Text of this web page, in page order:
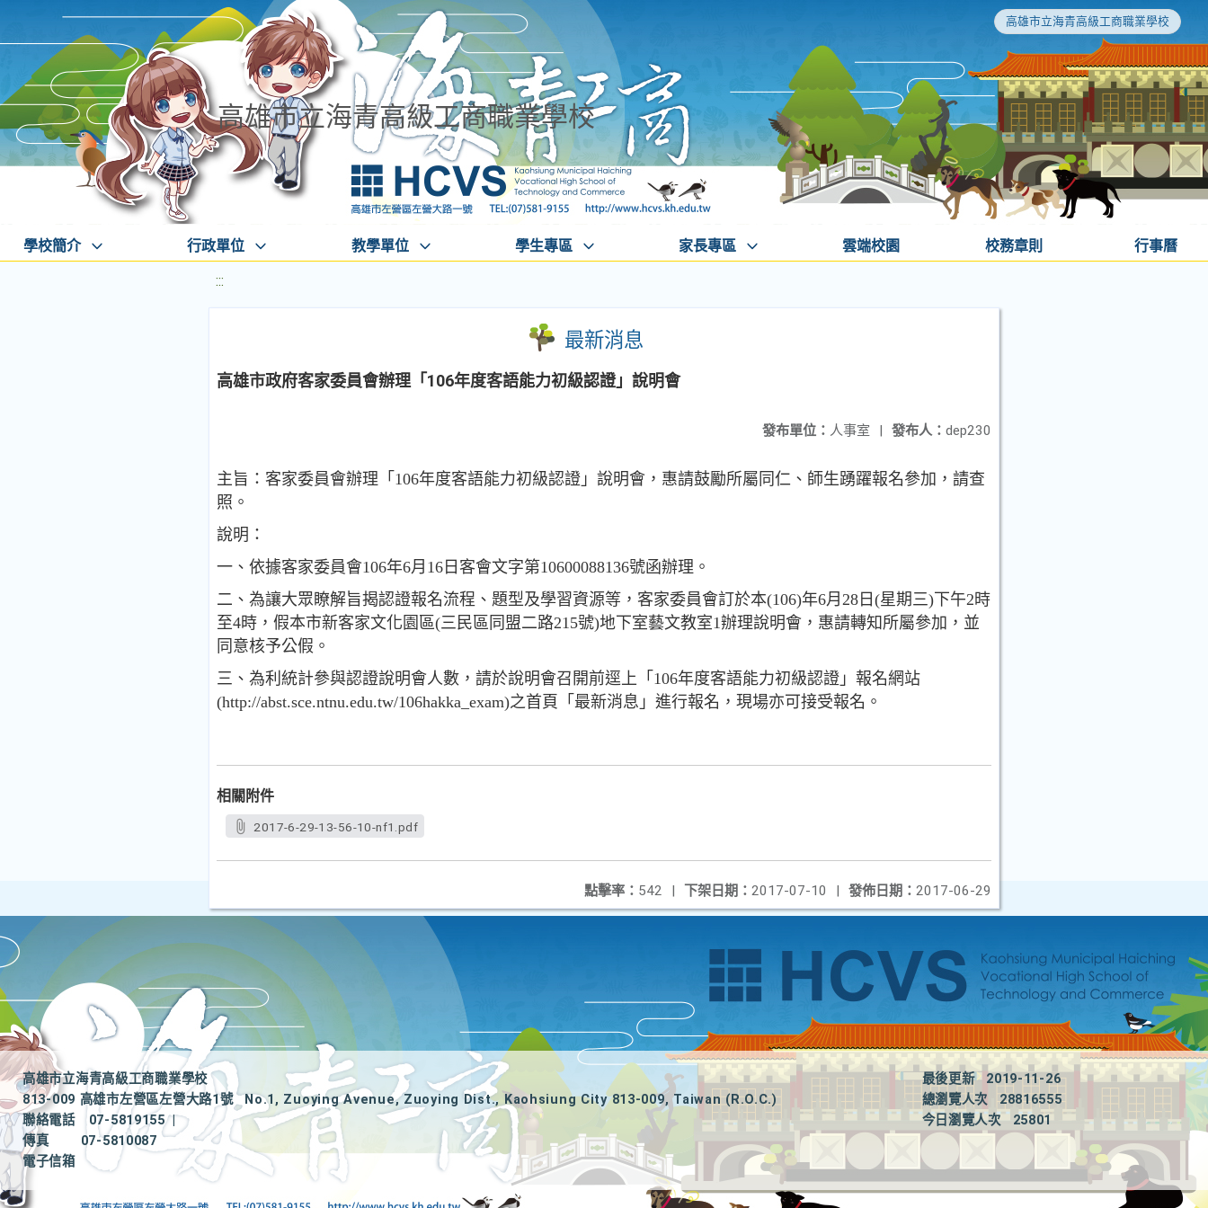
高雄市立海青高級工商職業學校
高雄市立海青高級工商職業學校
學校簡介 行政單位 教學單位 學生專區 家長專區 雲端校園 校務章則 行事曆
:::
最新消息
高雄市政府客家委員會辦理「106年度客語能力初級認證」說明會
發布人： dep230
發布單位： 人事室 |
主旨：客家委員會辦理「106年度客語能力初級認證」說明會，惠請鼓勵所屬同仁、師生踴躍報名參加，請查
照。
說明：
一、依據客家委員會106年6月16日客會文字第10600088136號函辦理。
二、為讓大眾瞭解旨揭認證報名流程、題型及學習資源等，客家委員會訂於本(106)年6月28日(星期三)下午2時
至4時，假本市新客家文化園區(三民區同盟二路215號)地下室藝文教室1辦理說明會，惠請轉知所屬參加，並
同意核予公假。
三、為利統計參與認證說明會人數，請於說明會召開前逕上「106年度客語能力初級認證」報名網站
(http://abst.sce.ntnu.edu.tw/106hakka_exam)之首頁「最新消息」進行報名，現場亦可接受報名。
相關附件
2017-6-29-13-56-10-nf1.pdf
發佈日期： 2017-06-29
下架日期： 2017-07-10 |
點擊率： 542 |
高雄市立海青高級工商職業學校
813-009 高雄市左營區左營大路1號
No.1, Zuoying Avenue, Zuoying Dist., Kaohsiung City 813-009, Taiwan (R.O.C.)
聯絡電話
07-5819155
|
傳真
07-5810087
電子信箱
最後更新
2019-11-26
總瀏覽人次
28816555
今日瀏覽人次
25801